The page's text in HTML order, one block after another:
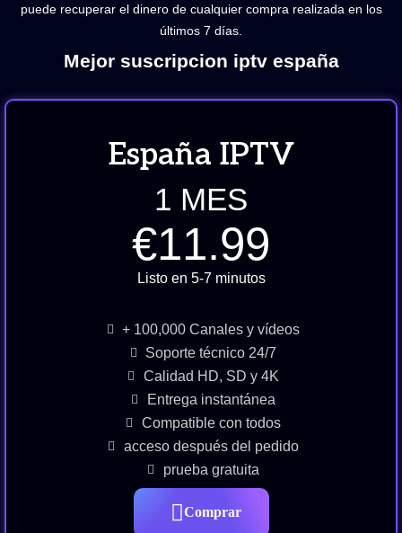
puede recuperar el dinero de cualquier compra realizada en los
últimos 7 días.
Mejor suscripcion iptv españa
España IPTV
1 MES
€11.99
Listo en 5-7 minutos
+ 100,000 Canales y vídeos
Soporte técnico 24/7
Calidad HD, SD y 4K
Entrega instantánea
Compatible con todos
acceso después del pedido
prueba gratuita
Comprar